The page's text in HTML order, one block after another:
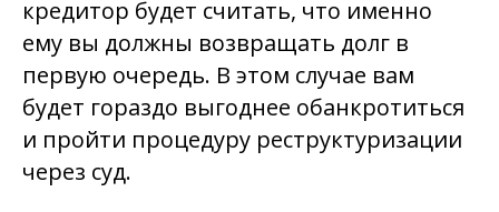
кредитор будет считать, что именно
ему вы должны возвращать долг в
первую очередь. В этом случае вам
будет гораздо выгоднее обанкротиться
и пройти процедуру реструктуризации
через суд.